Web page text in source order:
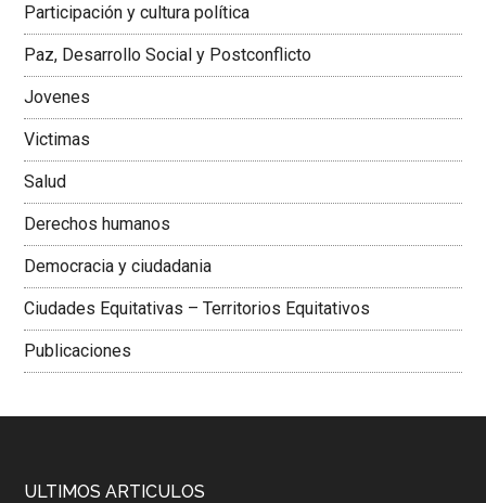
Colombiana
Participación y cultura política
Paz, Desarrollo Social y Postconflicto
Jovenes
Victimas
Salud
Derechos humanos
Democracia y ciudadania
Ciudades Equitativas – Territorios Equitativos
Publicaciones
ULTIMOS ARTICULOS